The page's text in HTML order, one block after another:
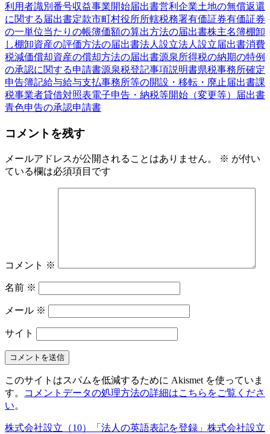
利用者識別番号収益事業開始届出書営利企業土地の無償返還
に関する届出書定款市町村役所所轄税務署有価証券有価証券
の一単位当たりの帳簿価額の算出方法の届出書株主名簿棚卸
し棚卸資産の評価方法の届出書法人設立 法人設立‏届出書消費
税減価償却資産の償却方法の届出書源泉所得税の納期の特例
の承認に関する申請書源泉税登記事項説明書県税事務所確定
申告簿記給与給与支払事務所等の開設・移転・廃止届出書課
税事業者貸借対照表電子申告・納税等開始（変更等）届出書
青色申告の承認申請書
コメントを残す
メールアドレスが公開されることはありません。 ※ が付い
ている欄は必須項目です
コメント ※
名前 ※
メール ※
サイト
このサイトはスパムを低減するために Akismet を使っていま
す。
コメントデータの処理方法の詳細はこちらをご覧くださ
い。
株式会社設立（10）「法人の英語表記を登録」 株式会社設立